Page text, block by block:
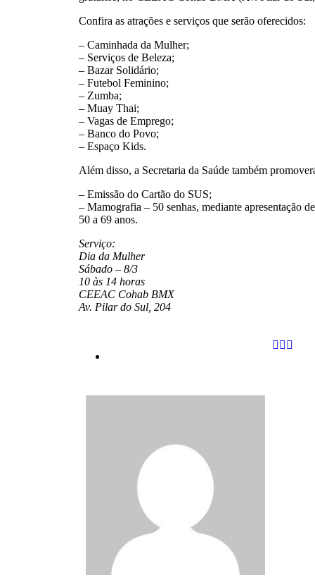
Confira as atrações e serviços que serão oferecidos:
– Caminhada da Mulher;
– Serviços de Beleza;
– Bazar Solidário;
– Futebol Feminino;
– Zumba;
– Muay Thai;
– Vagas de Emprego;
– Banco do Povo;
– Espaço Kids.
Além disso, a Secretaria da Saúde também
– Emissão do Cartão do SUS;
– Mamografia – 50 senhas, mediante apresentação
50 a 69 anos.
Serviço:
Dia da Mulher
Sábado – 8/3
10 às 14 horas
CEEAC Cohab BMX
Av. Pilar do Sul, 204